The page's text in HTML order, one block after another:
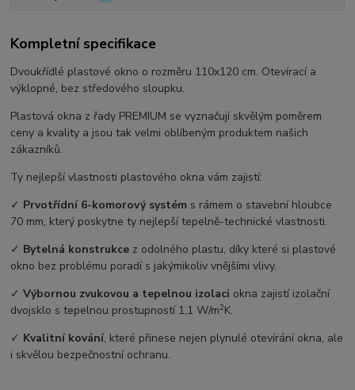
Kompletní specifikace
Dvoukřídlé plastové okno o rozměru 110x120 cm. Otevírací a
výklopné, bez středového sloupku.
Plastová okna z řady PREMIUM se vyznačují skvělým poměrem
ceny a kvality a jsou tak velmi oblíbeným produktem našich
zákazníků.
Ty nejlepší vlastnosti plastového okna vám zajistí:
✓ Prvotřídní 6-komorový systém s rámem o stavební hloubce
70 mm, který poskytne ty nejlepší tepelně-technické vlastnosti.
✓ Bytelná konstrukce z odolného plastu, díky které si plastové
okno bez problému poradí s jakýmikoliv vnějšími vlivy.
✓Výbornou zvukovou a tepelnou izolaci okna zajistí izolační
dvojsklo s tepelnou prostupností 1,1 W/m2K.
✓ Kvalitní kování, které přinese nejen plynulé otevírání okna, ale
i skvělou bezpečnostní ochranu.